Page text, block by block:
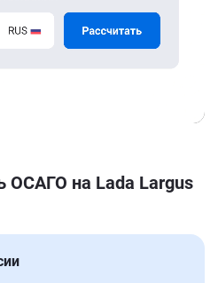
на Lada Largus